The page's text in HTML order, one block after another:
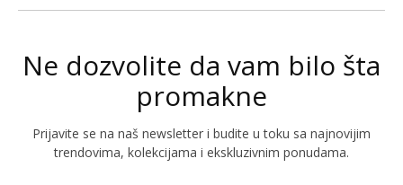
Ne dozvolite da vam bilo šta
promakne
Prijavite se na naš newsletter i budite u toku sa najnovijim
trendovima, kolekcijama i ekskluzivnim ponudama.